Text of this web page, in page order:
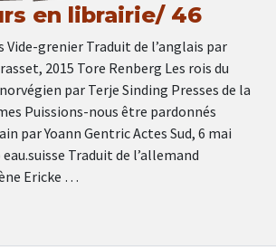
en librairie/ 46
Vide-grenier Traduit de l’anglais par
2015 Tore Renberg Les rois du
par Terje Sinding Presses de la
Puissions-nous être pardonnés
par Yoann Gentric Actes Sud, 6 mai
Traduit de l’allemand
Ericke …